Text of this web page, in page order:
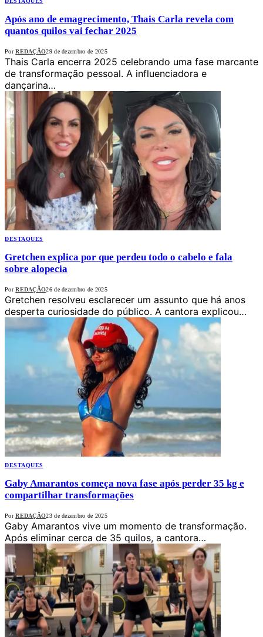
Após ano de emagrecimento, Thais Carla revela com
quantos quilos vai fechar 2025
Por REDAÇÃO29 de dezembro de 2025
Thais Carla encerra 2025 celebrando uma fase marcante
de transformação pessoal. A influenciadora e
dançarina…
DESTAQUES
Gretchen explica por que perdeu todo o cabelo e fala
sobre alopecia
Por REDAÇÃO26 de dezembro de 2025
Gretchen resolveu esclarecer um assunto que há anos
desperta curiosidade do público. A cantora explicou…
DESTAQUES
Gaby Amarantos começa nova fase após perder 35 kg e
compartilhar transformações
Por REDAÇÃO23 de dezembro de 2025
Gaby Amarantos vive um momento de transformação.
Após eliminar cerca de 35 quilos, a cantora…